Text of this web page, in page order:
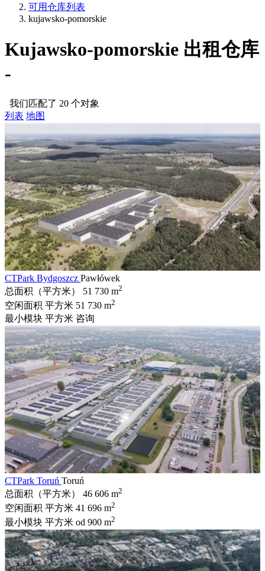
可用仓库列表
kujawsko-pomorskie
Kujawsko-pomorskie 出租仓库
-
我们匹配了 20 个对象
列表 地图
CTPark Bydgoszcz Pawłówek
总面积（平方米）
51 730 m2
空闲面积 平方米 51 730 m2
最小模块 平方米 咨询
CTPark Toruń Toruń
总面积（平方米）
46 606 m2
空闲面积 平方米 41 696 m2
最小模块 平方米 od 900 m2